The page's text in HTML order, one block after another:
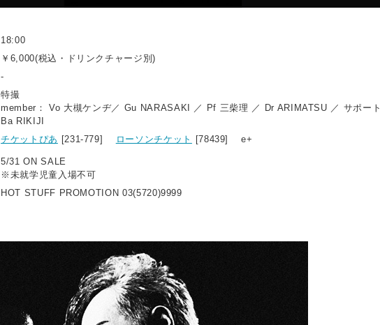
18:00
￥6,000(税込・ドリンクチャージ別)
-
特撮
member： Vo 大槻ケンヂ／ Gu NARASAKI ／ Pf 三柴理 ／ Dr ARIMATSU ／ サポート
Ba RIKIJI
チケットぴあ [231-779] ローソンチケット [78439] e+
5/31 ON SALE
※未就学児童入場不可
HOT STUFF PROMOTION 03(5720)9999